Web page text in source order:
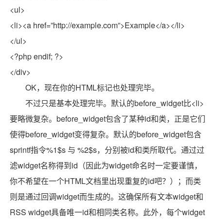
<ul>
<li><a href=”http://example.com”>Example</a></li>
</ul>
<?php endif; ?>
</div>
OK，现在你的HTML标记也处理完毕。
不过只是基本处理完毕。默认的before_widget比<li>
要略微复杂。before_widget包含了某种id和类，正是它们
使得before_widget变得复杂。默认的before_widget包含
sprintf指令%1$s 与 %2$s，分别被id和类所取代。通过过
滤widget名称得到id（因此为widget命名时一定要谨慎，
你不希望在一个HTML文档里出现重复的id吧？）；而类
则是通过回调widget而生成的。这确保所有文本widget和
RSS widget具备唯一id和相同类名称。此外，每个widget